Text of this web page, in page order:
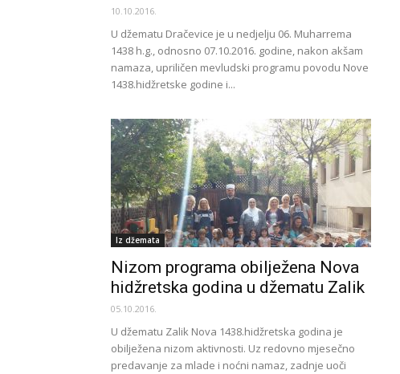
10.10.2016.
U džematu Dračevice je u nedjelju 06. Muharrema
1438 h.g., odnosno 07.10.2016. godine, nakon akšam
namaza, upriličen mevludski programu povodu Nove
1438.hidžretske godine i...
Iz džemata
Nizom programa obilježena Nova
hidžretska godina u džematu Zalik
05.10.2016.
U džematu Zalik Nova 1438.hidžretska godina je
obilježena nizom aktivnosti. Uz redovno mjesečno
predavanje za mlade i noćni namaz, zadnje uoči